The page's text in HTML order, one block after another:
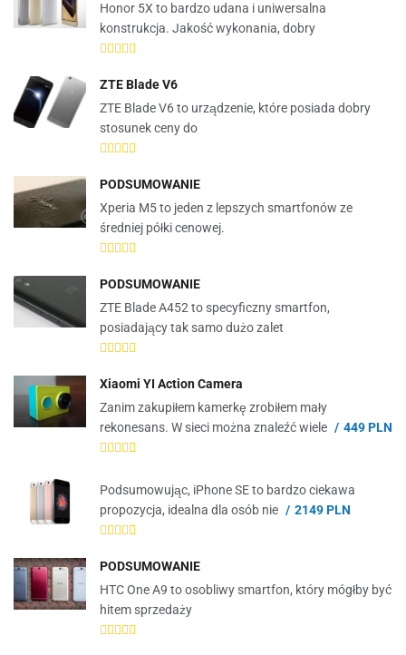
Honor 5X to bardzo udana i uniwersalna
konstrukcja. Jakość wykonania, dobry
ZTE Blade V6
ZTE Blade V6 to urządzenie, które posiada dobry
stosunek ceny do
PODSUMOWANIE
Xperia M5 to jeden z lepszych smartfonów ze
średniej półki cenowej.
PODSUMOWANIE
ZTE Blade A452 to specyficzny smartfon,
posiadający tak samo dużo zalet
Xiaomi YI Action Camera
Zanim zakupiłem kamerkę zrobiłem mały
rekonesans. W sieci można znaleźć wiele
449 PLN
Podsumowując, iPhone SE to bardzo ciekawa
propozycja, idealna dla osób nie
2149 PLN
PODSUMOWANIE
HTC One A9 to osobliwy smartfon, który mógłby być
hitem sprzedaży